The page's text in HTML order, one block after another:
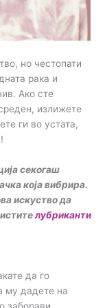
но честопати
рака и
Ако сте
излижете
ги во устата,
секогаш
која вибрира.
искуство да
лубриканти
да го
му дадете на
заборави,